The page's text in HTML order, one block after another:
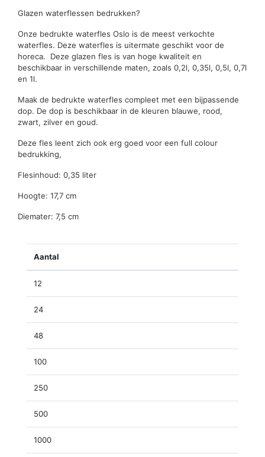
Glazen waterflessen bedrukken?
Onze bedrukte waterfles Oslo is de meest verkochte
waterfles. Deze waterfles is uitermate geschikt voor de
horeca. Deze glazen fles is van hoge kwaliteit en
beschikbaar in verschillende maten, zoals 0,2l, 0,35l, 0,5l, 0,7l
en 1l.
Maak de bedrukte waterfles compleet met een bijpassende
dop. De dop is beschikbaar in de kleuren blauwe, rood,
zwart, zilver en goud.
Deze fles leent zich ook erg goed voor een full colour
bedrukking,
Flesinhoud: 0,35 liter
Hoogte: 17,7 cm
Diemater: 7,5 cm
Aantal
12
24
48
100
250
500
1000